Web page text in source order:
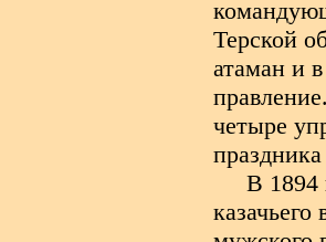
Терской
атаман и
четыре
В 1894